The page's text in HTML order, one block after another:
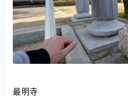
最明寺